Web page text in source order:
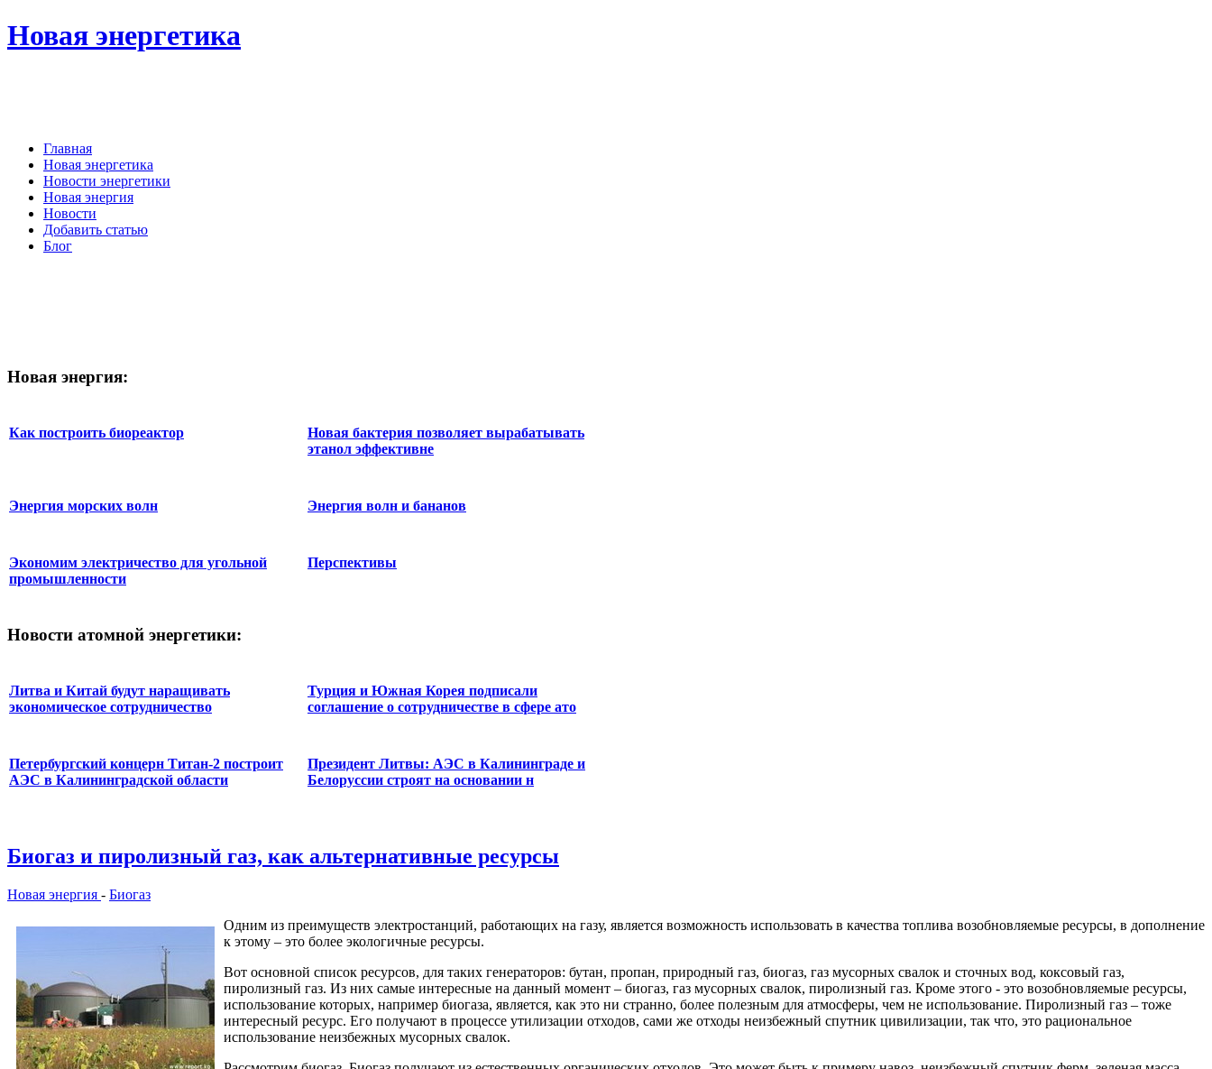
Новая энергетика
Главная
Новая энергетика
Новости энергетики
Новая энергия
Новости
Добавить статью
Блог
Новая энергия:
Как построить биореактор
Новая бактерия позволяет вырабатывать
этанол эффективне
Энергия морских волн Энергия волн и бананов
Экономим электричество для угольной
промышленности
Перспективы
Новости атомной энергетики:
Литва и Китай будут наращивать
экономическое сотрудничество
Турция и Южная Корея подписали
соглашение о сотрудничестве в сфере ато
Петербургский концерн Титан-2 построит
АЭС в Калининградской области
Президент Литвы: АЭС в Калининграде и
Белоруссии строят на основании н
Биогаз и пиролизный газ, как альтернативные ресурсы
Новая энергия - Биогаз
Одним из преимуществ электростанций, работающих на газу, является возможность использовать в качества топлива возобновляемые ресурсы, в дополнение
к этому – это более экологичные ресурсы.
Вот основной список ресурсов, для таких генераторов: бутан, пропан, природный газ, биогаз, газ мусорных свалок и сточных вод, коксовый газ,
пиролизный газ. Из них самые интересные на данный момент – биогаз, газ мусорных свалок, пиролизный газ. Кроме этого - это возобновляемые ресурсы,
использование которых, например биогаза, является, как это ни странно, более полезным для атмосферы, чем не использование. Пиролизный газ – тоже
интересный ресурс. Его получают в процессе утилизации отходов, сами же отходы неизбежный спутник цивилизации, так что, это рациональное
использование неизбежных мусорных свалок.